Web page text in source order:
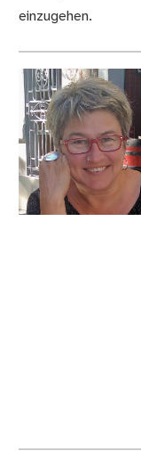
einzugehen.